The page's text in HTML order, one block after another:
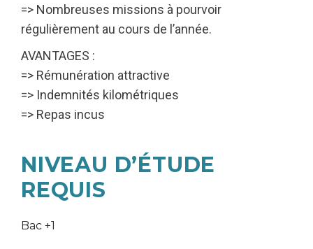
=> Nombreuses missions à pourvoir
régulièrement au cours de l’année.
AVANTAGES :
=> Rémunération attractive
=> Indemnités kilométriques
=> Repas incus
NIVEAU D’ÉTUDE
REQUIS
Bac +1